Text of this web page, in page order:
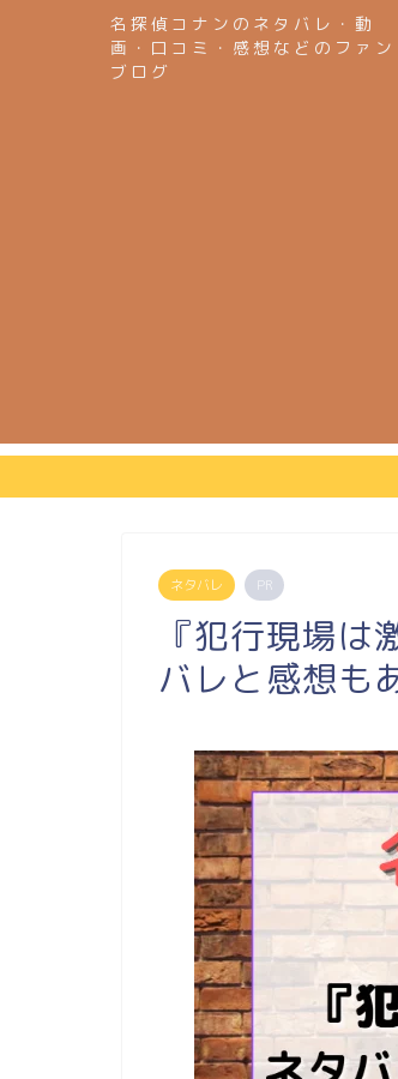
名探偵コナンのネタバレ・動
画・口コミ・感想などのファン
ブログ
ネタバレ PR
『犯行現場
バレと感想も